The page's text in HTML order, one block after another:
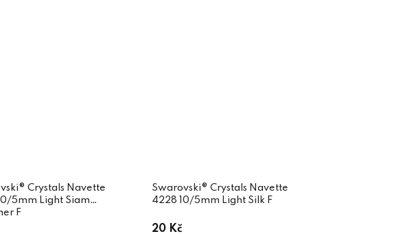
Crystals Navette
5mm Light Siam
F
Swarovski® Crystals Navette
4228 10/5mm Light Silk F
20 Kč